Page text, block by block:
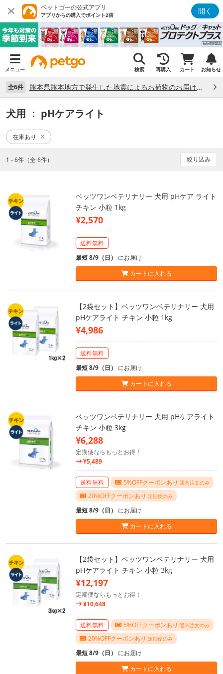
ペットゴーの公式アプリ
アプリからの購入でポイント2倍 開く
メニュー 検索 再購入 カート お知らせ
全6件 熊本県熊本地方で発生した地震によるお荷物のお届け状況について （7/28）
犬用 ： pHケアライト
在庫あり
1 - 6件（全 6件） 絞り込み
ベッツワンベテリナリー 犬用 pHケア ライト
チキン 小粒 1kg
¥2,570
送料無料
最短 8/9（日） にお届け
カートに入れる
【2袋セット】ベッツワンベテリナリー 犬用
pHケアライト チキン 小粒 1kg
¥4,986
送料無料
最短 8/9（日） にお届け
カートに入れる
ベッツワンベテリナリー 犬用 pHケアライト
チキン 小粒 3kg
¥6,288
定期便ならもっとお得！
¥5,489
送料無料 5%OFFクーポンあり 通常注文のみ
20%OFFクーポンあり 定期便のみ
最短 8/9（日） にお届け
カートに入れる
【2袋セット】ベッツワンベテリナリー 犬用
pHケアライト チキン 小粒 3kg
¥12,197
定期便ならもっとお得！
¥10,648
送料無料 5%OFFクーポンあり 通常注文のみ
20%OFFクーポンあり 定期便のみ
最短 8/9（日） にお届け
カートに入れる